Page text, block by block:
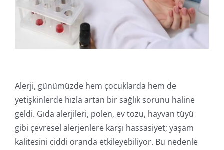
Alerji, günümüzde hem çocuklarda hem de
yetişkinlerde hızla artan bir sağlık sorunu haline
geldi. Gıda alerjileri, polen, ev tozu, hayvan tüyü
gibi çevresel alerjenlere karşı hassasiyet; yaşam
kalitesini ciddi oranda etkileyebiliyor. Bu nedenle